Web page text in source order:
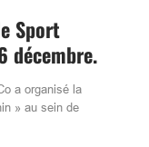
Sport
décembre.
a organisé la
» au sein de